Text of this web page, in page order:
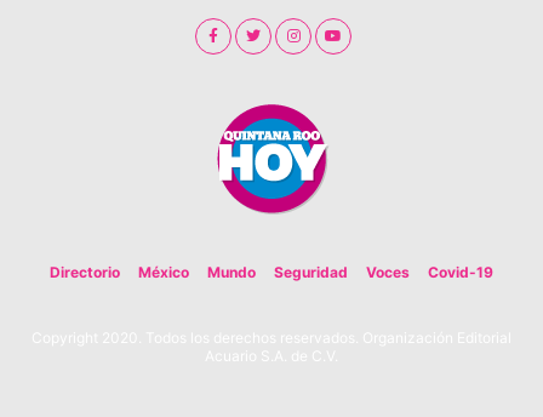
Directorio México Mundo Seguridad Voces Covid-19